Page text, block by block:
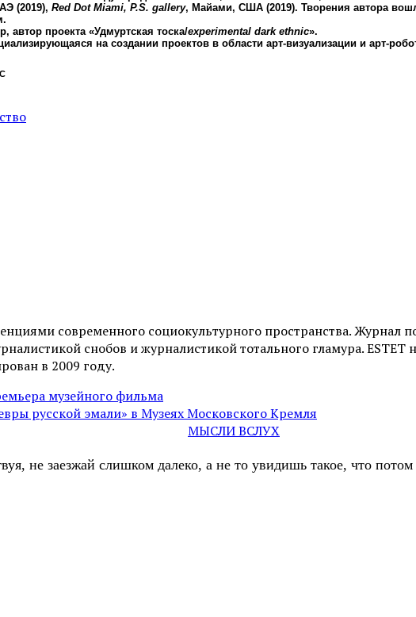
(2019), Red Dot Miami, P.S. gallery, Майами, США (2019). Творения автора
автор проекта «Удмуртская тоска/experimental dark ethnic».
на создании проектов в области арт-визуализации и арт-
современного социокультурного пространства. Журнал
снобов и журналистикой тотального гламура. ESTET
в 2009 году.
музейного фильма
русской эмали» в Музеях Московского Кремля
МЫСЛИ ВСЛУХ
не заезжай слишком далеко, а не то увидишь такое, что